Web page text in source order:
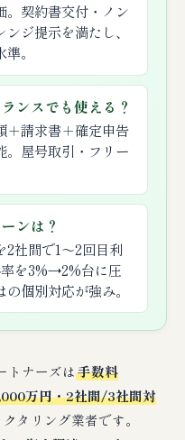
。契約書交付・ノン
ジ提示を満たし、
。
ンスでも使える？
＋請求書＋確定申告
。屋号取引・フリー
ンは？
2社間で1〜2回目利
を3%→2%台に圧
個別対応が強み。
ナーズは手数料
万円・2社間/3社間対
タリング業者です。